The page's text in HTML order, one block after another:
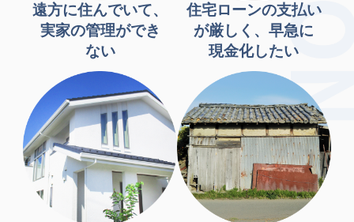
遠方に住んでいて、
実家の管理ができ
ない
住宅ローンの支払い
が厳しく、早急に
現金化したい